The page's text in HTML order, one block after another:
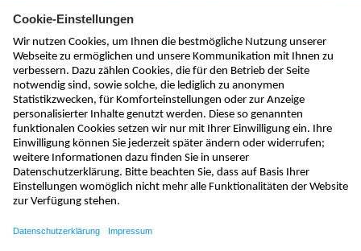
Newsletter abonnieren
absenden
info@nivus.ch